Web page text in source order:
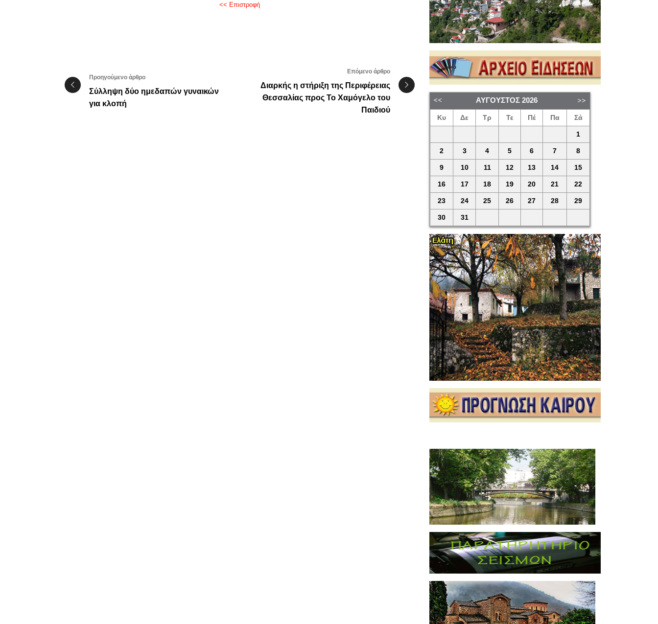
<< Επιστροφή
Προηγούμενο άρθρο
Σύλληψη δύο ημεδαπών γυναικών
για κλοπή
Επόμενο άρθρο
Διαρκής η στήριξη της Περιφέρειας
Θεσσαλίας προς Το Χαμόγελο του
Παιδιού
ΑΎΓΟΥΣΤΟΣ 2026
Κυ Δε Τρ Τε Πέ Πα Σά
1
2 3 4 5 6 7 8
9 10 11 12 13 14 15
16 17 18 19 20 21 22
23 24 25 26 27 28 29
30 31